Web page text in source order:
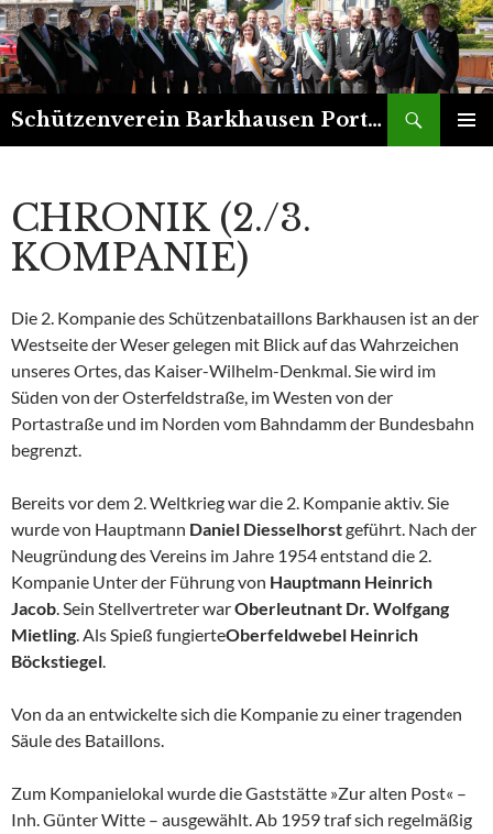
Schützenverein Barkhausen Porta 1899 e.V.
Suchen
CHRONIK (2./3.
KOMPANIE)
Die 2. Kompanie des Schützenbataillons Barkhausen ist an der
Westseite der Weser gelegen mit Blick auf das Wahrzeichen
unseres Ortes, das Kaiser-Wilhelm-Denkmal. Sie wird im
Süden von der Osterfeldstraße, im Westen von der
Portastraße und im Norden vom Bahndamm der Bundesbahn
begrenzt.
Bereits vor dem 2. Weltkrieg war die 2. Kompanie aktiv. Sie
wurde von Hauptmann Daniel Diesselhorstgeführt. Nach der
Neugründung des Vereins im Jahre 1954 entstand die 2.
Kompanie Unter der Führung von Hauptmann Heinrich
Jacob. Sein Stellvertreter warOberleutnant Dr. Wolfgang
Mietling. Als Spieß fungierteOberfeldwebel Heinrich
Böckstiegel.
Von da an entwickelte sich die Kompanie zu einer tragenden
Säule des Bataillons.
Zum Kompanielokal wurde die Gaststätte »Zur alten Post« –
Inh. Günter Witte – ausgewählt. Ab 1959 traf sich regelmäßig